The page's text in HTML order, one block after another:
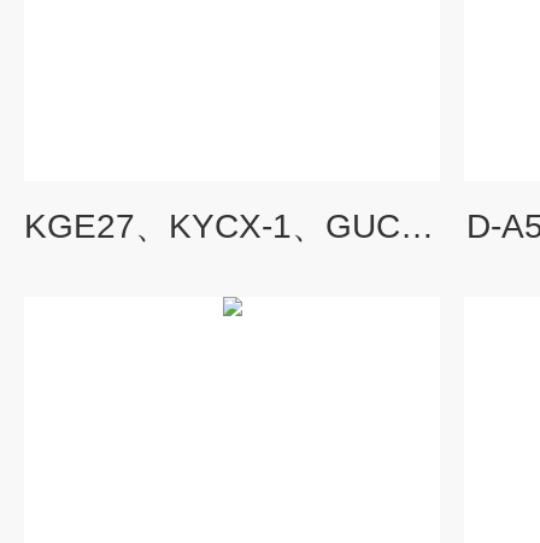
KGE27、KYCX-1、GUC100CS1-J 磁性开关CJK-1C、CJK-3C、CJK-5C D-